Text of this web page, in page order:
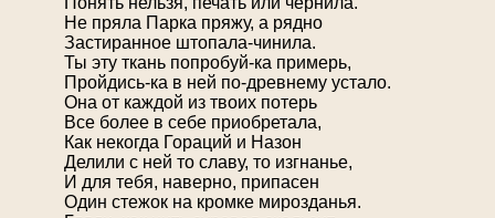
Не пряла Парка пряжу, а рядно
Застиранное штопала-чинила.
Ты эту ткань попробуй-ка примерь,
Пройдись-ка в ней по-древнему устало.
Она от каждой из твоих потерь
Все более в себе приобретала,
Как некогда Гораций и Назон
Делили с ней то славу, то изгнанье,
И для тебя, наверно, припасен
Один стежок на кромке мирозданья.